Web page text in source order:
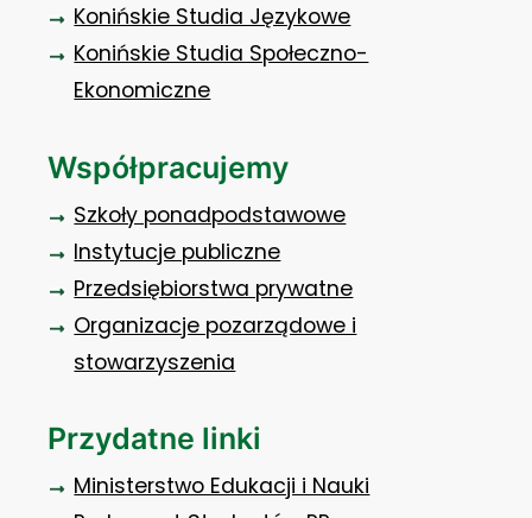
Konińskie Studia Językowe
Konińskie Studia Społeczno-
Ekonomiczne
Współpracujemy
Szkoły ponadpodstawowe
Instytucje publiczne
Przedsiębiorstwa prywatne
Organizacje pozarządowe i
stowarzyszenia
Przydatne linki
Ministerstwo Edukacji i Nauki